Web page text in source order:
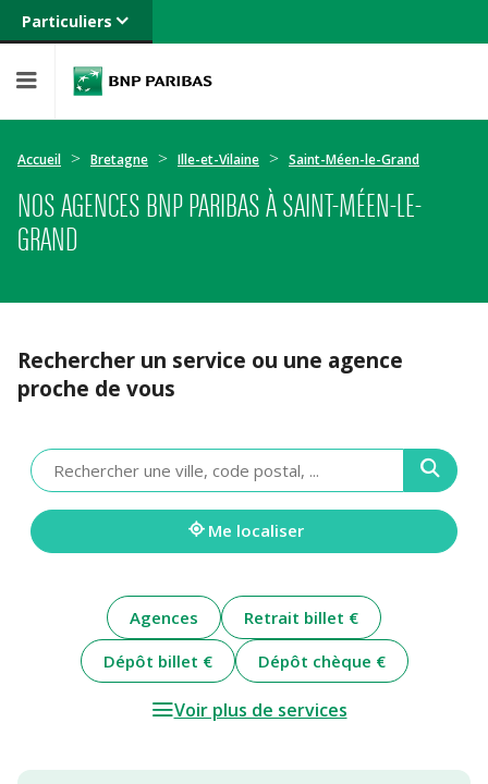
Particuliers
Banque privée
Entreprises
Accueil Bretagne Ille-et-Vilaine Saint-Méen-le-Grand
NOS AGENCES BNP PARIBAS À SAINT-MÉEN-LE-
GRAND
Rechercher un service ou une agence
proche de vous
Veuillez
renseigner
une
adresse
Me localiser
Agences
Retrait billet €
Dépôt billet €
Dépôt chèque €
Voir plus de services